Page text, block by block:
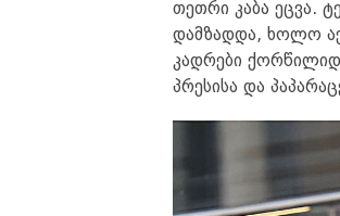
თეთრი კაბა ეცვა.
დამზადდა, ხოლო
კადრები
პრესისა და